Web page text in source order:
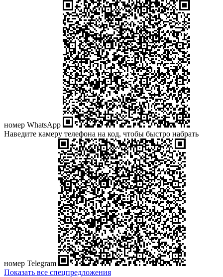
номер WhatsApp
Наведите камеру телефона на код, чтобы быстро набрать
номер Telegram
Показать все спецпредложения